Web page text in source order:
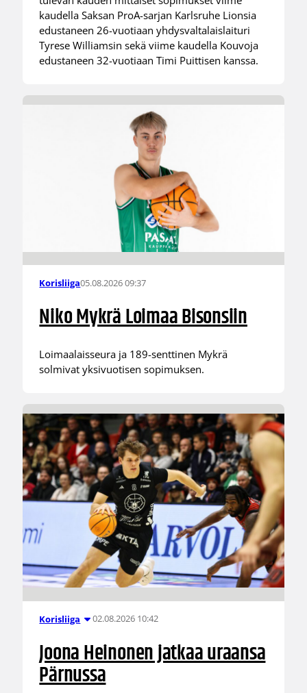
kaudella Saksan ProA-sarjan Karlsruhe Lionsia
edustaneen 26-vuotiaan yhdysvaltalaislaituri
Tyrese Williamsin sekä viime kaudella Kouvoja
edustaneen 32-vuotiaan Timi Puittisen kanssa.
Korisliiga05.08.2026 09:37
Niko Mykrä Loimaa Bisonsiin
Loimaalaisseura ja 189-senttinen Mykrä
solmivat yksivuotisen sopimuksen.
Korisliiga 02.08.2026 10:42
Joona Heinonen jatkaa uraansa
Pärnussa